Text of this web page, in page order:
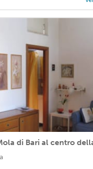
di Bari al centro